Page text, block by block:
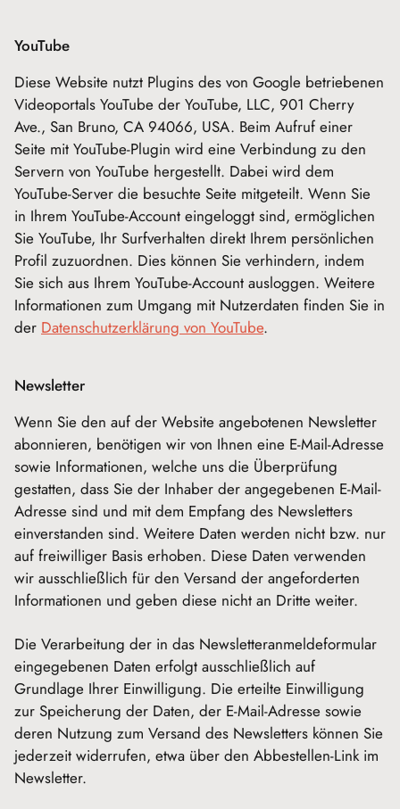
YouTube
Diese Website nutzt Plugins des von Google betriebenen
Videoportals YouTube der YouTube, LLC, 901 Cherry
Ave., San Bruno, CA 94066, USA. Beim Aufruf einer
Seite mit YouTube-Plugin wird eine Verbindung zu den
Servern von YouTube hergestellt. Dabei wird dem
YouTube-Server die besuchte Seite mitgeteilt. Wenn Sie
in Ihrem YouTube-Account eingeloggt sind, ermöglichen
Sie YouTube, Ihr Surfverhalten direkt Ihrem persönlichen
Profil zuzuordnen. Dies können Sie verhindern, indem
Sie sich aus Ihrem YouTube-Account ausloggen. Weitere
Informationen zum Umgang mit Nutzerdaten finden Sie in
der Datenschutzerklärung von YouTube.
Newsletter
Wenn Sie den auf der Website angebotenen Newsletter
abonnieren, benötigen wir von Ihnen eine E-Mail-Adresse
sowie Informationen, welche uns die Überprüfung
gestatten, dass Sie der Inhaber der angegebenen E-Mail-
Adresse sind und mit dem Empfang des Newsletters
einverstanden sind. Weitere Daten werden nicht bzw. nur
auf freiwilliger Basis erhoben. Diese Daten verwenden
wir ausschließlich für den Versand der angeforderten
Informationen und geben diese nicht an Dritte weiter.
Die Verarbeitung der in das Newsletteranmeldeformular
eingegebenen Daten erfolgt ausschließlich auf
Grundlage Ihrer Einwilligung. Die erteilte Einwilligung
zur Speicherung der Daten, der E-Mail-Adresse sowie
deren Nutzung zum Versand des Newsletters können Sie
jederzeit widerrufen, etwa über den Abbestellen-Link im
Newsletter.